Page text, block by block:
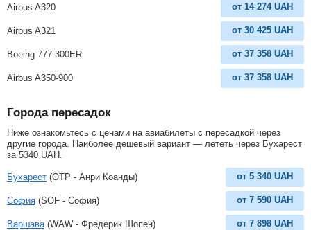
Airbus A320 от 14 274 UAH
Airbus A321 от 30 425 UAH
Boeing 777-300ER от 37 358 UAH
Airbus A350-900 от 37 358 UAH
Города пересадок
Ниже ознакомьтесь с ценами на авиабилеты с пересадкой через
другие города. Наиболее дешевый вариант — лететь через Бухарест
за 5340 UAH
Бухарест (OTP - Анри Коанды) от 5 340 UAH
София (SOF - София) от 7 590 UAH
Варшава (WAW - Фредерик Шопен) от 7 898 UAH